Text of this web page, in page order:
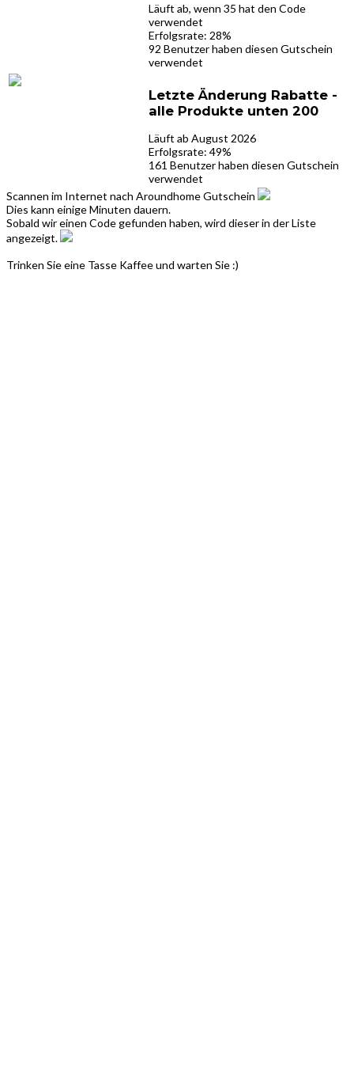
Läuft ab, wenn 35 hat den Code
verwendet
Erfolgsrate: 28%
92 Benutzer haben diesen Gutschein
verwendet
Letzte Änderung Rabatte -
alle Produkte unten 200
Läuft ab August 2026
Erfolgsrate: 49%
161 Benutzer haben diesen Gutschein
verwendet
Scannen im Internet nach Aroundhome Gutschein
Dies kann einige Minuten dauern.
Sobald wir einen Code gefunden haben, wird dieser in der Liste
angezeigt.
Trinken Sie eine Tasse Kaffee und warten Sie :)